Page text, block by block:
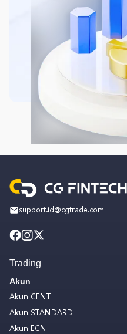
support.id@cgtrade.com
Trading
Akun
Akun CENT
Akun STANDARD
Akun ECN